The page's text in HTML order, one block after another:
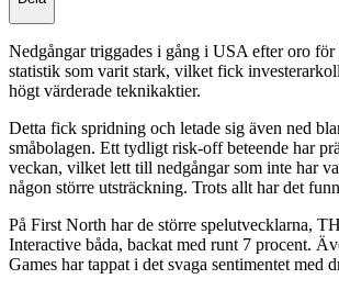
Nedgångar triggades i gång i USA efter oro för
statistik som varit stark, vilket fick
högt värderade teknikaktier.
Detta fick spridning och letade sig även ned
småbolagen. Ett tydligt risk-off beteende har
veckan, vilket lett till nedgångar som inte har
någon större utsträckning. Trots allt har det
På First North har de större spelutvecklarna,
Interactive båda, backat med runt 7 procent.
Games har tappat i det svaga sentimentet med